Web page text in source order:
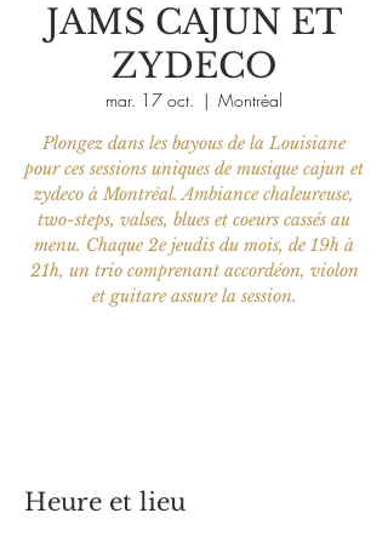
JAMS CAJUN ET
ZYDECO
mar. 17 oct.
  |
Montréal
Plongez dans les bayous de la Louisiane
pour ces sessions uniques de musique cajun et
zydeco à Montréal. Ambiance chaleureuse,
two-steps, valses, blues et coeurs cassés au
menu. Chaque 2e jeudis du mois, de 19h à
21h, un trio comprenant accordéon, violon
et guitare assure la session.
Heure et lieu